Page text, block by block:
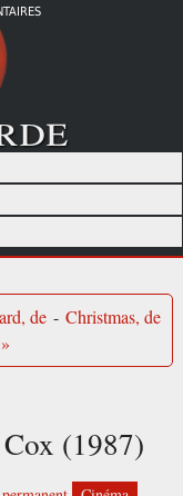
de - Christmas, de
(1987)